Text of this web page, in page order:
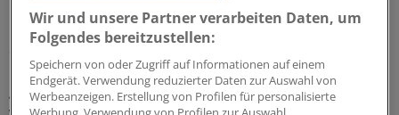
Die Fraunhofer-Forscher verfolgen einen anderen Weg:
Sie führen den Ultraschallstrahl der Leber in ihrer
Bewegung nach. Dadurch soll der Tumor effektiv
getroffen und gleichzeitig das umliegende Gewebe
Wir und unsere Partner verarbeiten Daten, um
Folgendes bereitzustellen:
Speichern von oder Zugriff auf Informationen auf einem
Endgerät. Verwendung reduzierter Daten zur Auswahl von
Werbeanzeigen. Erstellung von Profilen für personalisierte